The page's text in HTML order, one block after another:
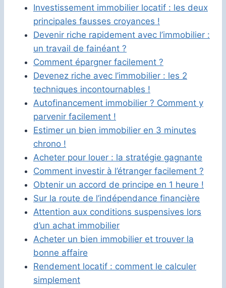
Investissement immobilier locatif : les deux
principales fausses croyances !
Devenir riche rapidement avec l’immobilier :
un travail de fainéant ?
Comment épargner facilement ?
Devenez riche avec l’immobilier : les 2
techniques incontournables !
Autofinancement immobilier ? Comment y
parvenir facilement !
Estimer un bien immobilier en 3 minutes
chrono !
Acheter pour louer : la stratégie gagnante
Comment investir à l’étranger facilement ?
Obtenir un accord de principe en 1 heure !
Sur la route de l’indépendance financière
Attention aux conditions suspensives lors
d’un achat immobilier
Acheter un bien immobilier et trouver la
bonne affaire
Rendement locatif : comment le calculer
simplement